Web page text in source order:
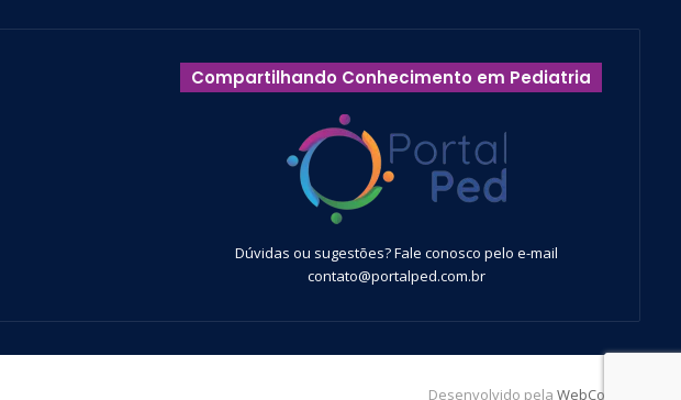
Compartilhando Conhecimento em Pediatria
Dúvidas ou sugestões? Fale conosco pelo e-mail
contato@portalped.com.br
Desenvolvido pela WebContent